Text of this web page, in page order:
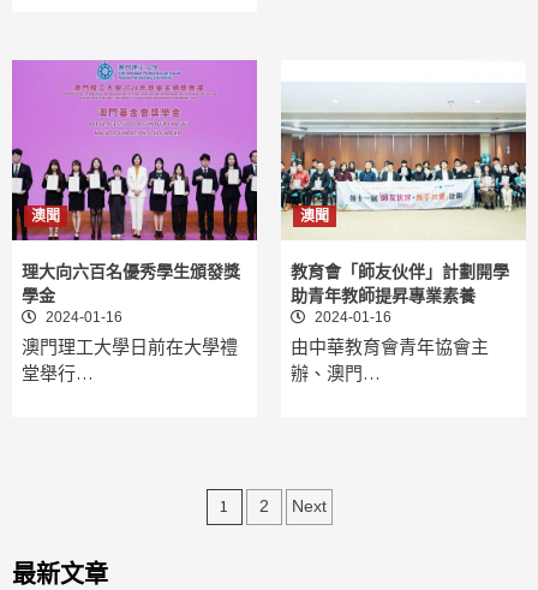
澳聞
理大向六百名優秀學生頒發獎
學金
2024-01-16
澳門理工大學日前在大學禮
堂舉行…
澳聞
教育會「師友伙伴」計劃開學
助青年教師提昇專業素養
2024-01-16
由中華教育會青年協會主
辦、澳門…
文
1 2 Next
最新文章